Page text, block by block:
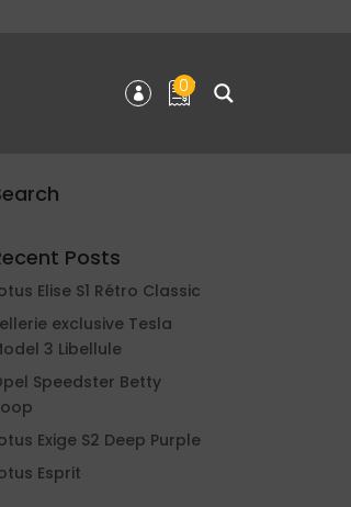
0
Posts
Elise S1 Rétro Classic
exclusive Tesla
3 Libellule
Speedster Betty
Exige S2 Deep Purple
Esprit